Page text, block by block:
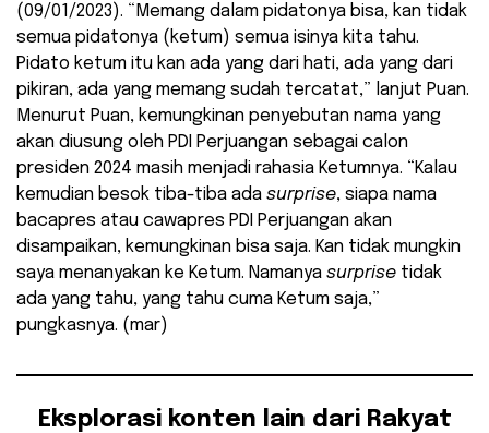
(09/01/2023). “Memang dalam pidatonya bisa, kan tidak
semua pidatonya (ketum) semua isinya kita tahu.
Pidato ketum itu kan ada yang dari hati, ada yang dari
pikiran, ada yang memang sudah tercatat,” lanjut Puan.
Menurut Puan, kemungkinan penyebutan nama yang
akan diusung oleh PDI Perjuangan sebagai calon
presiden 2024 masih menjadi rahasia Ketumnya. “Kalau
kemudian besok tiba-tiba ada surprise, siapa nama
bacapres atau cawapres PDI Perjuangan akan
disampaikan, kemungkinan bisa saja. Kan tidak mungkin
saya menanyakan ke Ketum. Namanya surprise tidak
ada yang tahu, yang tahu cuma Ketum saja,”
pungkasnya. (mar)
Eksplorasi konten lain dari Rakyat